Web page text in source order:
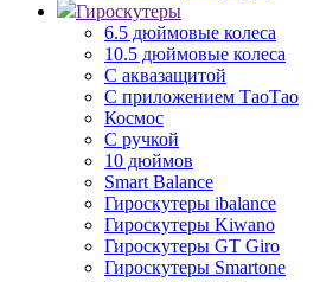
Гироскутеры
6.5 дюймовые колеса
10.5 дюймовые колеса
С аквазащитой
С приложением ТаоТао
Космос
С ручкой
10 дюймов
Smart Balance
Гироскутеры ibalance
Гироскутеры Kiwano
Гироскутеры GT Giro
Гироскутеры Smartone